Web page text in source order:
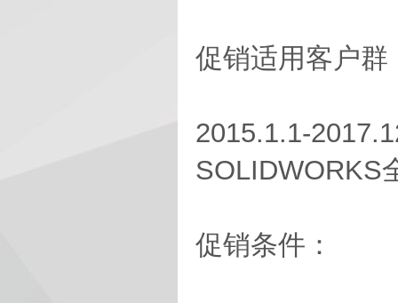
促销适用客户群
2015.1.1-
SOLIDWORKS
促销条件：